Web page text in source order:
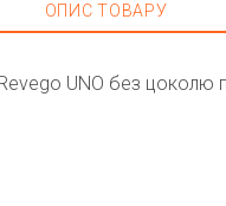
ОПИС ТОВАРУ
UNO без